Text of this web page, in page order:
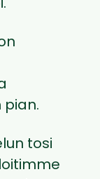
pian.
tosi